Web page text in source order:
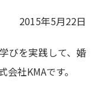
2015年5月22日
びを実践して、婚
社KMAです。